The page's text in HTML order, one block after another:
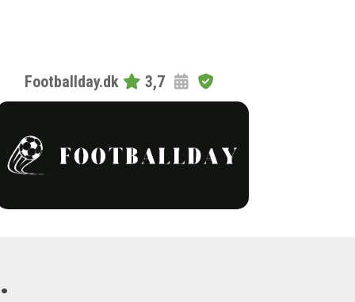
Footballday.dk 3,7